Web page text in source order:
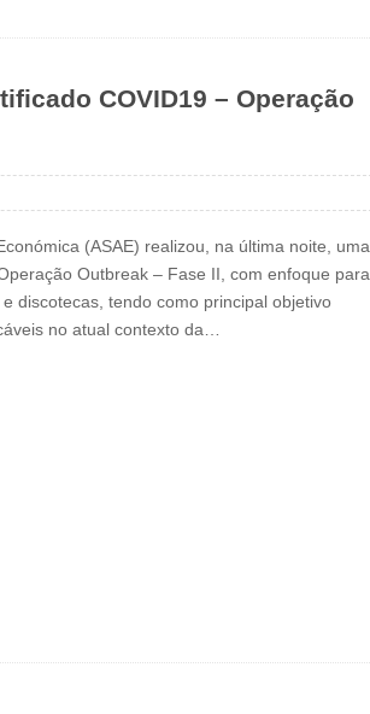
COVID19 – Operação
(ASAE) realizou, na última noite, uma
Outbreak – Fase II, com enfoque para
discotecas, tendo como principal objetivo
no atual contexto da…